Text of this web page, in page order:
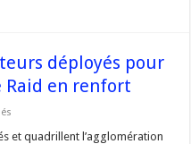
déployés pour
en renfort
:et quadrillent l’agglomération